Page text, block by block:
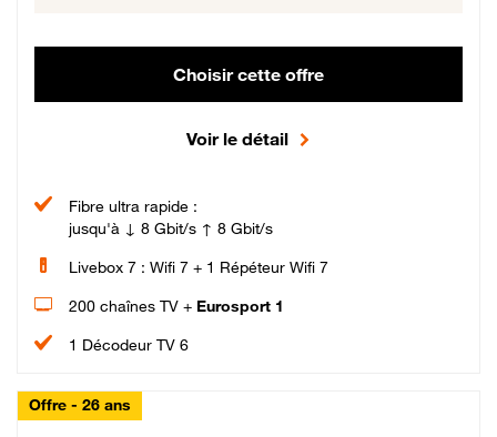
Choisir cette offre
Voir le détail
Fibre ultra rapide :
jusqu'à ↓ 8 Gbit/s ↑ 8 Gbit/s
Livebox 7 : Wifi 7 + 1 Répéteur Wifi 7
200 chaînes TV + Eurosport 1
1 Décodeur TV 6
Offre - 26 ans